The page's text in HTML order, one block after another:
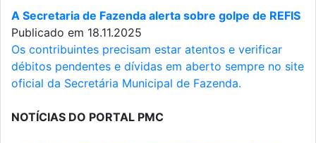
A Secretaria de Fazenda alerta sobre golpe de REFIS
Publicado em 18.11.2025
Os contribuintes precisam estar atentos e verificar
débitos pendentes e dívidas em aberto sempre no site
oficial da Secretária Municipal de Fazenda.
NOTÍCIAS DO PORTAL PMC